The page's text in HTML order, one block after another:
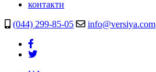
контакти
(044) 299-85-05
info@versiya.com